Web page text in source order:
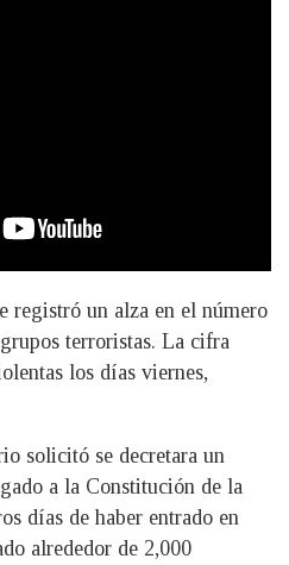
registró un alza en el número
terroristas. La cifra
los días viernes,
solicitó se decretara un
a la Constitución de la
días de haber entrado en
alrededor de 2,000